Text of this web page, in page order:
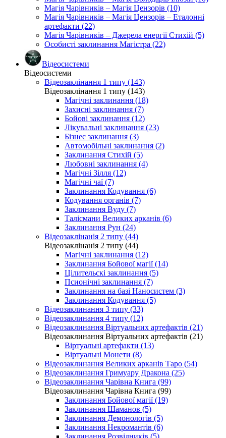
Магія Чарівників – Магія Цензорів (10)
Магія Чарівників – Магія Цензорів – Еталонні
артефакти (22)
Магія Чарівників – Джерела енергії Стихій (5)
Особисті заклинання Магістра (22)
Відеосистеми
Відеосистеми
Відеозаклінання 1 типу (143)
Відеозаклінання 1 типу (143)
Магічні заклинання (18)
Захисні заклинання (7)
Бойові заклинання (12)
Лікувальні заклинання (23)
Бізнес заклинання (3)
Автомобільні заклинання (2)
Заклинання Стихій (5)
Любовні заклинання (4)
Магічні Зілля (12)
Магічні чаї (7)
Заклинання Кодування (6)
Кодування органів (7)
Заклинання Вуду (7)
Талісмани Великих арканів (6)
Заклинання Рун (24)
Відеозаклінанія 2 типу (44)
Відеозаклінанія 2 типу (44)
Магічні заклинання (12)
Заклинання Бойової магії (14)
Цілительскі заклинання (5)
Псионічні заклинання (7)
Заклинання на базі Наносистем (3)
Заклинання Кодування (5)
Відеозаклинання 3 типу (33)
Відеозаклинання 4 типу (12)
Відеозаклинання Віртуальних артефактів (21)
Відеозаклинання Віртуальних артефактів (21)
Віртуальні артефакти (13)
Віртуальні Монети (8)
Відеозаклинання Великих арканів Таро (54)
Відеозаклинання Гримуару Дракона (25)
Відеозаклинання Чарівна Книга (99)
Відеозаклинання Чарівна Книга (99)
Заклинання Бойової магії (19)
Заклинання Шаманов (5)
Заклинання Демонологів (5)
Заклинання Некромантів (6)
Заклинання Розвідників (5)